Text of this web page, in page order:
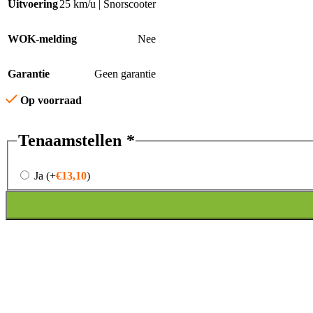
Uitvoering25 km/u | Snorscooter
WOK-melding Nee
Garantie Geen garantie
Op voorraad
Tenaamstellen *
Ja (+€13,10)